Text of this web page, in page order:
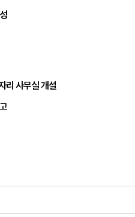
리 사무실 개설